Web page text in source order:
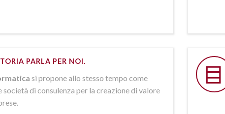
PARLA PER NOI.
si propone allo stesso tempo come
società di consulenza per la creazione di valore